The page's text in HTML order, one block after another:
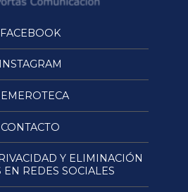
FACEBOOK
INSTAGRAM
CONTACTO
Y ELIMINACIÓN
EN REDES SOCIALES